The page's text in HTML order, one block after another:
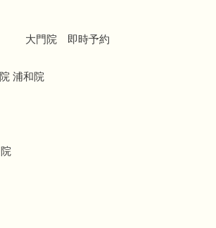
大門院 即時予約
浦和院